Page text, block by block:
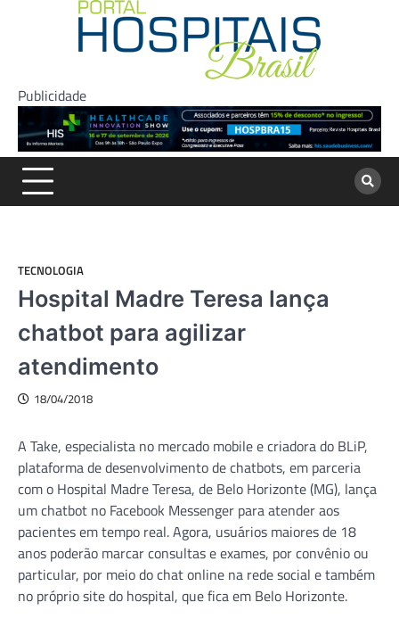
Publicidade
TECNOLOGIA
Hospital Madre Teresa lança
chatbot para agilizar
atendimento
18/04/2018
A Take, especialista no mercado mobile e criadora do BLiP,
plataforma de desenvolvimento de chatbots, em parceria
com o Hospital Madre Teresa, de Belo Horizonte (MG), lança
um chatbot no Facebook Messenger para atender aos
pacientes em tempo real. Agora, usuários maiores de 18
anos poderão marcar consultas e exames, por convênio ou
particular, por meio do chat online na rede social e também
no próprio site do hospital, que fica em Belo Horizonte.